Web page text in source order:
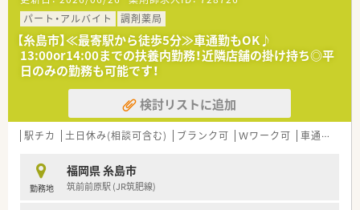
科、呼吸器科にわたる処方箋を1日に115枚ほど応需していま
す。
■応需している処方箋の約6割を内科が占めておりますが、重い
内容の処方はそこまで多くないことが特徴となります。
【法人特徴について】
■糸島市と北九州市の福岡県内に向けて、調剤薬局を2店舗に絞
って地域密着の展開を行っているアットホームな会社です。
■社長自身が薬剤師資格を保有しており、常に自ら現場に出てい
るからこそ現場目線での環境整備にとても積極的です。
意見や提案が通りやすく風通しの良い組織風土を誇ります。
【こんな方にオススメ】
パート・アルバイト
調剤薬局
【糸島市】≪最寄駅から徒歩5分≫車通勤もOK♪
13:00or14:00までの扶養内勤務！近隣店舗の掛け持ち◎平
日のみの勤務も可能です！
検討リストに追加
駅チカ 土日休み(相談可含む) ブランク可 Ｗワーク可 車通勤可
勤務地
福岡県 糸島市
筑前前原駅 (JR筑肥線)